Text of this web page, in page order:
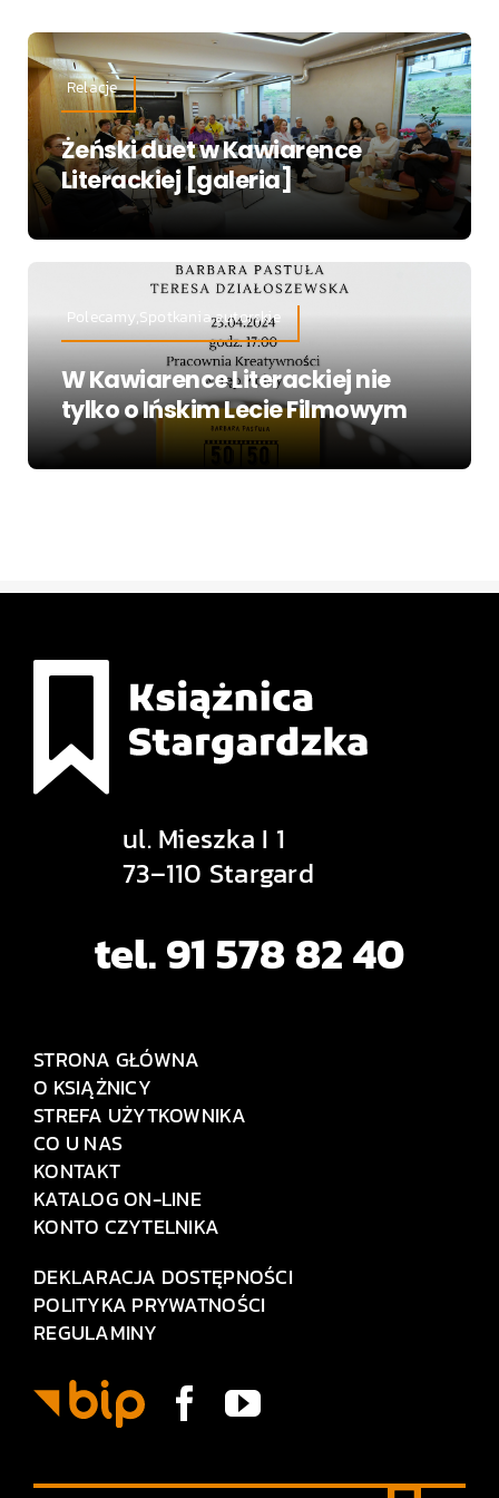
Relacje
Żeński duet w Kawiarence
Literackiej [galeria]
Polecamy,Spotkania autorskie
W Kawiarence Literackiej nie
tylko o Ińskim Lecie Filmowym
ul. Mieszka I 1
73–110 Stargard
tel. 91 578 82 40
STRONA GŁÓWNA
O KSIĄŻNICY
STREFA UŻYTKOWNIKA
CO U NAS
KONTAKT
KATALOG ON-LINE
KONTO CZYTELNIKA
DEKLARACJA DOSTĘPNOŚCI
POLITYKA PRYWATNOŚCI
REGULAMINY